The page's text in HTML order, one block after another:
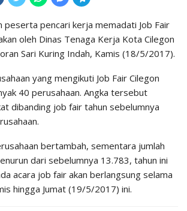
peserta pencari kerja memadati Job Fair
oleh Dinas Tenaga Kerja Kota Cilegon
Sari Kuring Indah, Kamis (18/5/2017).
yang mengikuti Job Fair Cilegon
40 perusahaan. Angka tersebut
dibanding job fair tahun sebelumnya
bertambah, sementara jumlah
dari sebelumnya 13.783, tahun ini
acara job fair akan berlangsung selama
hingga Jumat (19/5/2017) ini.